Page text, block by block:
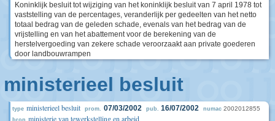
Koninklijk besluit tot wijziging van het koninklijk besluit van 7 april 1978 tot
vaststelling van de percentages, veranderlijk per gedeelten van het netto
totaal bedrag van de geleden schade, evenals van het bedrag van de
vrijstelling en van het abattement voor de berekening van de
herstelvergoeding van zekere schade veroorzaakt aan private goederen
door landbouwrampen
ministerieel besluit
type ministerieel besluit prom. 07/03/2002 pub. 16/07/2002 numac 2002012855
bron ministerie van tewerkstelling en arbeid